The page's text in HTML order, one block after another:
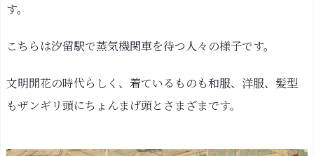
す。
こちらは汐留駅で蒸気機関車を待つ人々の様子です。
文明開花の時代らしく、着ているものも和服、洋服、髪型
もザンギリ頭にちょんまげ頭とさまざまです。